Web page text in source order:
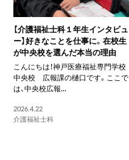
【介護福祉士科１年生インタビュ
ー】好きなことを仕事に。在校生
が中央校を選んだ本当の理由
こんにちは！神戸医療福祉専門学校
中央校 広報課の樋口です。ここで
は、中央校広報...
2026.4.22
介護福祉士科